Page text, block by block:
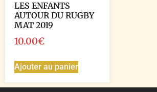
LES ENFANTS
AUTOUR DU RUGBY
MAT 2019
10.00€
Ajouter au panier